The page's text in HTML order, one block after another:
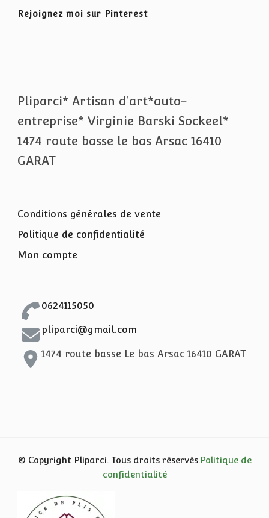
Rejoignez moi sur Pinterest
Pliparci* Artisan d'art*auto-
entreprise* Virginie Barski Sockeel*
1474 route basse le bas Arsac 16410
GARAT
Conditions générales de vente
Politique de confidentialité
Mon compte
0624115050
pliparci@gmail.com
1474 route basse Le bas Arsac 16410 GARAT
© Copyright Pliparci. Tous droits réservés.Politique de
confidentialité